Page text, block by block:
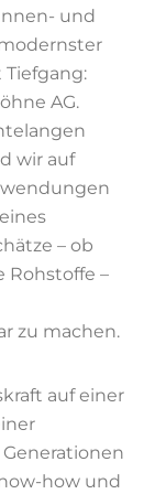
und
AG.
wir auf
– ob
Rohstoffe –
zu machen.
auf einer
how und